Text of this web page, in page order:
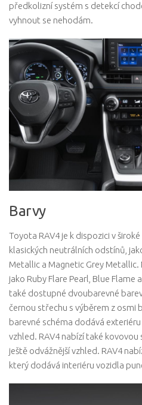
předkolizní systém s detekcí
vyhnout se nehodám.
Barvy
Toyota RAV4 je k dispozici v
klasických neutrálních odstínů,
Metallic a Magnetic Grey
jako Ruby Flare Pearl, Blue Flame
také dostupné dvoubarevné
černou střechu s výběrem z osmi
barevné schéma dodává
vzhled. RAV4 nabízí také
ještě odvážnější vzhled. RAV4
který dodává interiéru vozidla